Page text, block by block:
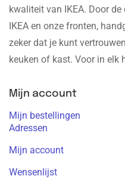
kwaliteit van IKEA. Door
IKEA en onze fronten,
zeker dat je kunt
keuken of kast. Voor in elk
Mijn account
Mijn bestellingen
Adressen
Mijn account
Wensenlijst